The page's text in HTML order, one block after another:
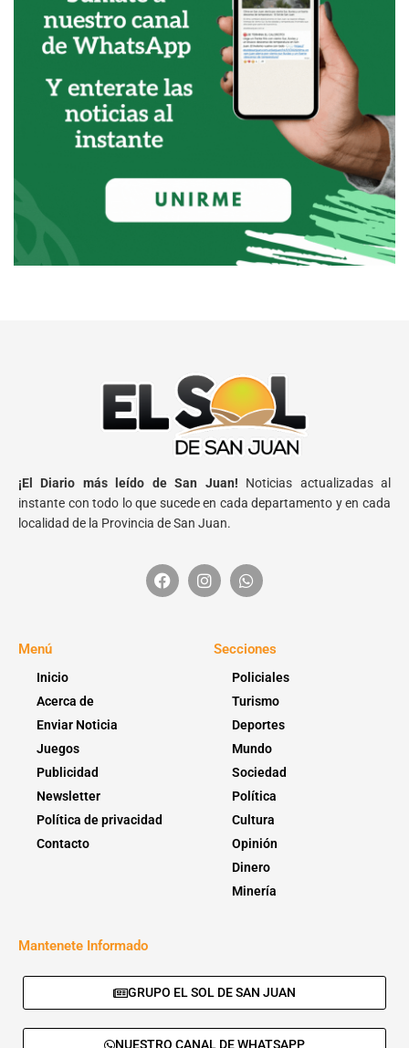
¡El Diario más leído de San Juan! Noticias actualizadas al
instante con todo lo que sucede en cada departamento y en cada
localidad de la Provincia de San Juan.
Menú
Inicio
Acerca de
Enviar Noticia
Juegos
Publicidad
Newsletter
Política de privacidad
Contacto
Secciones
Policiales
Turismo
Deportes
Mundo
Sociedad
Política
Cultura
Opinión
Dinero
Minería
Mantenete Informado
GRUPO EL SOL DE SAN JUAN
NUESTRO CANAL DE WHATSAPP